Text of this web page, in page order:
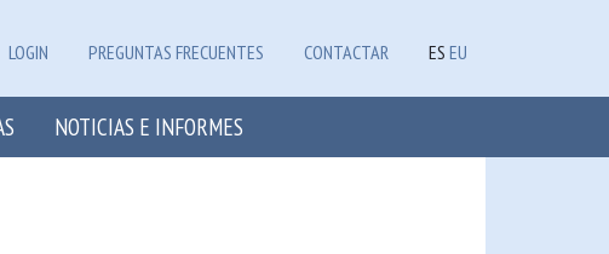
LOGIN PREGUNTAS FRECUENTES CONTACTAR ES EU
NOTICIAS E INFORMES